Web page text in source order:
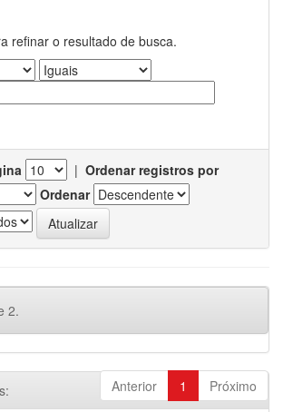
refinar o resultado de busca.
| Ordenar registros por
Ordenar
2.
Anterior 1 Próximo